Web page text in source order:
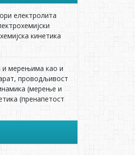
електролита
кинетика
и мерењима као и
проводљивост
(мерење и
(пренапетост